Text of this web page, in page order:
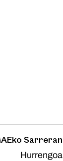
Sarreran
Hurrengoa